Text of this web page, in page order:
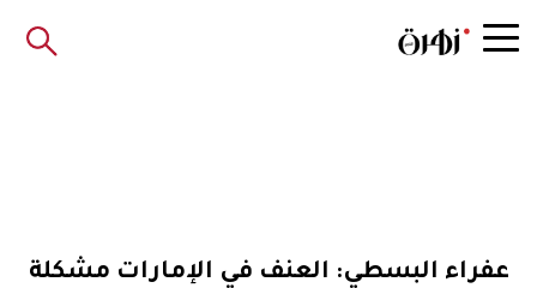
عفراء البسطي: العنف في الإمارات مشكلة